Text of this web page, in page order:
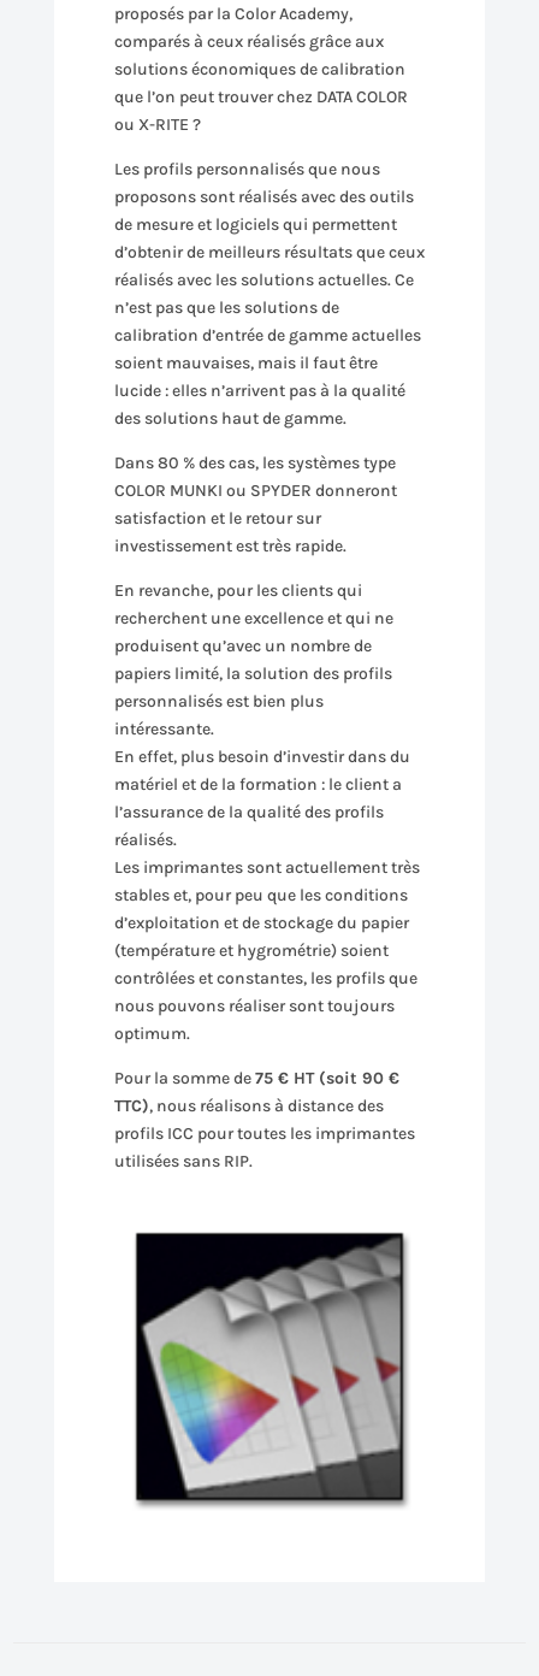
proposés par la Color Academy,
comparés à ceux réalisés grâce aux
solutions économiques de calibration
que l’on peut trouver chez DATA COLOR
ou X-RITE ?
Les profils personnalisés que nous
proposons sont réalisés avec des outils
de mesure et logiciels qui permettent
d’obtenir de meilleurs résultats que ceux
réalisés avec les solutions actuelles. Ce
n’est pas que les solutions de
calibration d’entrée de gamme actuelles
soient mauvaises, mais il faut être
lucide : elles n’arrivent pas à la qualité
des solutions haut de gamme.
Dans 80 % des cas, les systèmes type
COLOR MUNKI ou SPYDER donneront
satisfaction et le retour sur
investissement est très rapide.
En revanche, pour les clients qui
recherchent une excellence et qui ne
produisent qu’avec un nombre de
papiers limité, la solution des profils
personnalisés est bien plus
intéressante.
En effet, plus besoin d’investir dans du
matériel et de la formation : le client a
l’assurance de la qualité des profils
réalisés.
Les imprimantes sont actuellement très
stables et, pour peu que les conditions
d’exploitation et de stockage du papier
(température et hygrométrie) soient
contrôlées et constantes, les profils que
nous pouvons réaliser sont toujours
optimum.
Pour la somme de75 € HT (soit 90 €
TTC), nous réalisons à distance des
profils ICC pour toutes les imprimantes
utilisées sans RIP.